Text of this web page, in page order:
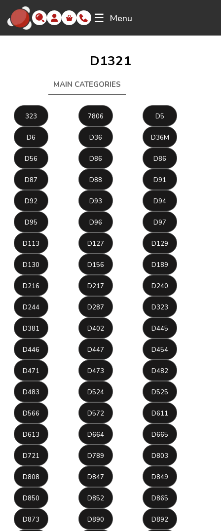
☰ Menu
D1321
MAIN CATEGORIES
323 7806 D5
D6 D36 D36M
D56 D86 D86
D87 D88 D91
D92 D93 D94
D95 D96 D97
D113 D127 D129
D130 D156 D189
D216 D217 D240
D244 D287 D323
D381 D402 D445
D446 D447 D454
D471 D473 D482
D483 D524 D525
D566 D572 D611
D613 D664 D665
D721 D789 D803
D808 D847 D849
D850 D852 D865
D873 D890 D892